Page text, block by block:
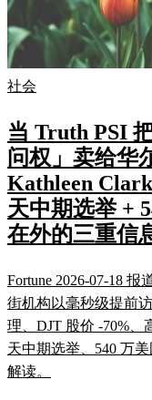
社会
当 Truth PSI
问权」卖给华
Kathleen
天中期选举 +
在外的三重信
Fortune 2026-07-18 报
街机构以毫秒级提前
理、DJT 股价 -70%、
天中期选举、540 万
解读。